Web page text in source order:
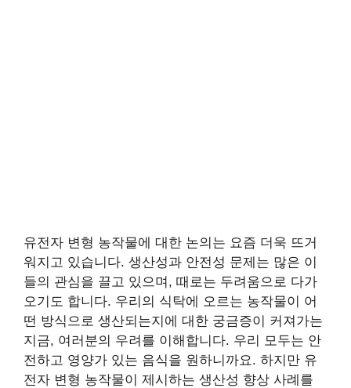
유전자 변형 농작물에 대한 논의는 요즘 더욱 뜨거
워지고 있습니다. 생산성과 안전성 문제는 많은 이
들의 관심을 끌고 있으며, 때로는 두려움으로 다가
오기도 합니다. 우리의 식탁에 오르는 농작물이 어
떤 방식으로 생산되는지에 대한 궁금증이 커져가는
지금, 여러분의 우려를 이해합니다. 우리 모두는 안
전하고 영양가 있는 음식을 원하니까요. 하지만 유
전자 변형 농작물이 제시하는 생산성 향상 사례를